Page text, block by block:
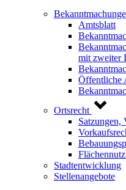
Amtsblatt
mit zweiter
Öffentliche
Ortsrecht
Satzungen,
Stadtentwicklung
Stellenangebote